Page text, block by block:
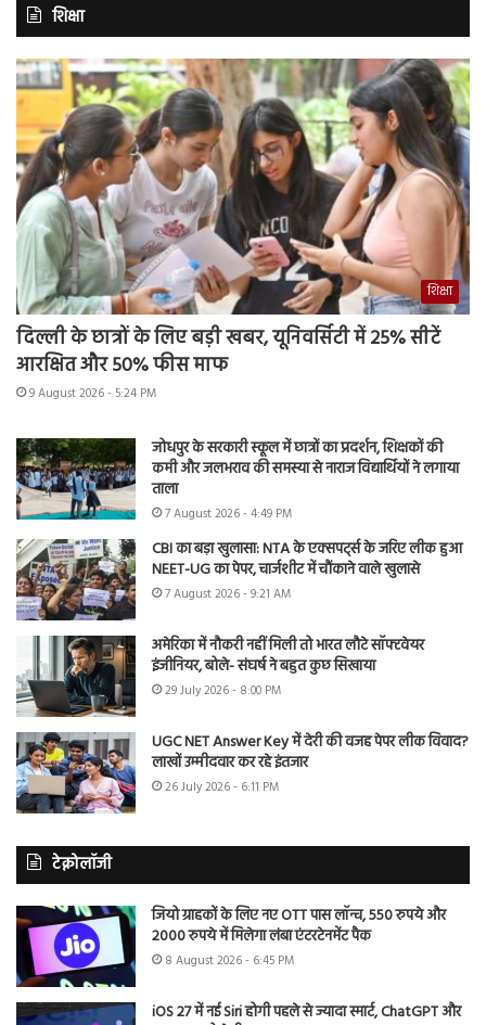
शिक्षा
शिक्षा
दिल्ली के छात्रों के लिए बड़ी खबर, यूनिवर्सिटी में 25% सीटें
आरक्षित और 50% फीस माफ
9 August 2026 - 5:24 PM
जोधपुर के सरकारी स्कूल में छात्रों का प्रदर्शन, शिक्षकों की
कमी और जलभराव की समस्या से नाराज विद्यार्थियों ने लगाया
ताला
7 August 2026 - 4:49 PM
CBI का बड़ा खुलासा: NTA के एक्सपर्ट्स के जरिए लीक हुआ
NEET-UG का पेपर, चार्जशीट में चौंकाने वाले खुलासे
7 August 2026 - 9:21 AM
अमेरिका में नौकरी नहीं मिली तो भारत लौटे सॉफ्टवेयर
इंजीनियर, बोले- संघर्ष ने बहुत कुछ सिखाया
29 July 2026 - 8:00 PM
UGC NET Answer Key में देरी की वजह पेपर लीक विवाद?
लाखों उम्मीदवार कर रहे इंतजार
26 July 2026 - 6:11 PM
टेक्नोलॉजी
जियो ग्राहकों के लिए नए OTT पास लॉन्च, 550 रुपये और
2000 रुपये में मिलेगा लंबा एंटरटेनमेंट पैक
8 August 2026 - 6:45 PM
iOS 27 में नई Siri होगी पहले से ज्यादा स्मार्ट, ChatGPT और